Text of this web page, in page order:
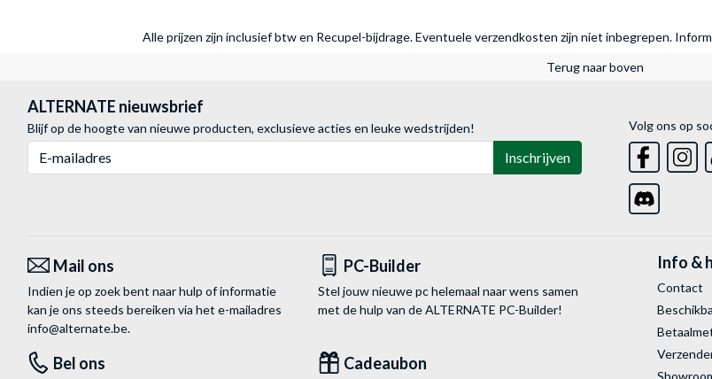
Alle prijzen zijn inclusief btw en Recupel-bijdrage. Eventuele verzendkosten zijn niet inbegrepen.
Terug naar boven
ALTERNATE nieuwsbrief
Blijf op de hoogte van nieuwe producten, exclusieve acties en leuke wedstrijden!
Inschrijven
Volg ons op
Mail ons
Indien je op zoek bent naar hulp of informatie
kan je ons steeds bereiken via het e-mailadres
info@alternate.be.
PC-Builder
Stel jouw nieuwe pc helemaal naar wens samen
met de hulp van de ALTERNATE PC-Builder!
Bel ons Cadeaubon
Info &
Contact